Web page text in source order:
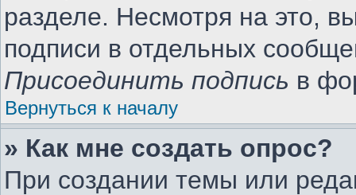
разделе. Несмотря на это,
подписи в отдельных
Присоединить подпись в
Вернуться к началу
» Как мне создать опрос?
При создании темы или